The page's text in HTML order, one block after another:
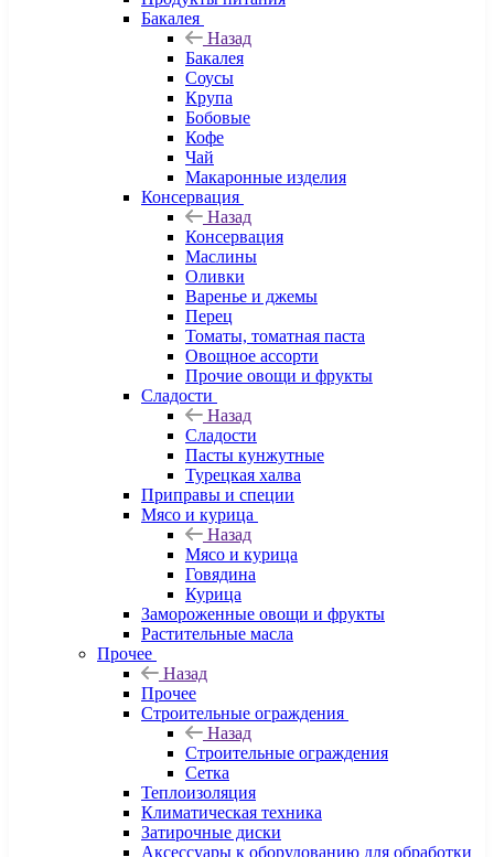
Бакалея
Назад
Бакалея
Соусы
Крупа
Бобовые
Кофе
Чай
Макаронные изделия
Консервация
Назад
Консервация
Маслины
Оливки
Варенье и джемы
Перец
Томаты, томатная паста
Овощное ассорти
Прочие овощи и фрукты
Сладости
Назад
Сладости
Пасты кунжутные
Турецкая халва
Приправы и специи
Мясо и курица
Назад
Мясо и курица
Говядина
Курица
Замороженные овощи и фрукты
Растительные масла
Прочее
Назад
Прочее
Строительные ограждения
Назад
Строительные ограждения
Сетка
Теплоизоляция
Климатическая техника
Затирочные диски
Аксессуары к оборудованию для обработки